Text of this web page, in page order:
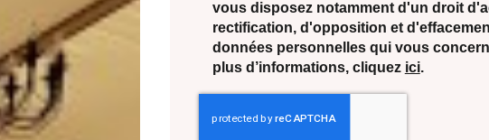
vous disposez notamment d'un droit
rectification, d'opposition et
données personnelles qui vous
plus d’informations, cliquez ici.